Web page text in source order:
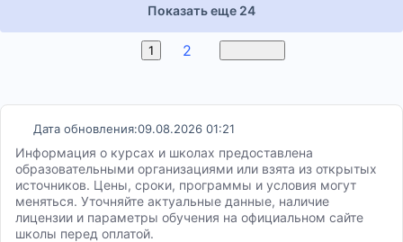
Показать еще 24
1 2
Дата обновления:09.08.2026 01:21
Информация о курсах и школах предоставлена
образовательными организациями или взята из открытых
источников. Цены, сроки, программы и условия могут
меняться. Уточняйте актуальные данные, наличие
лицензии и параметры обучения на официальном сайте
школы перед оплатой.